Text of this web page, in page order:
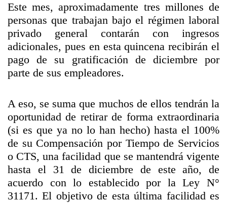
Este mes, aproximadamente tres millones de
personas que trabajan bajo el régimen laboral
privado general contarán con ingresos
adicionales, pues en esta quincena recibirán el
pago de su gratificación de diciembre por
parte de sus empleadores.
A eso, se suma que muchos de ellos tendrán la
oportunidad de retirar de forma extraordinaria
(si es que ya no lo han hecho) hasta el 100%
de su Compensación por Tiempo de Servicios
o CTS, una facilidad que se mantendrá vigente
hasta el 31 de diciembre de este año, de
acuerdo con lo establecido por la Ley N°
31171. El objetivo de esta última facilidad es